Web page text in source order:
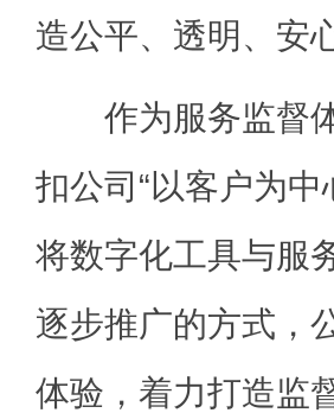
造公平、透明、安
作为服务监督体
扣公司“以客户为
将数字化工具与服
逐步推广的方式，
体验，着力打造监